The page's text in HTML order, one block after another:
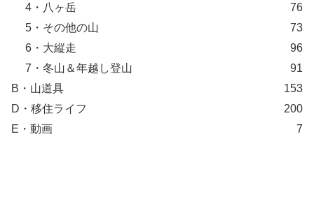
4・八ヶ岳
76
5・その他の山
73
6・大縦走
96
7・冬山＆年越し登山
91
B・山道具
153
D・移住ライフ
200
E・動画
7